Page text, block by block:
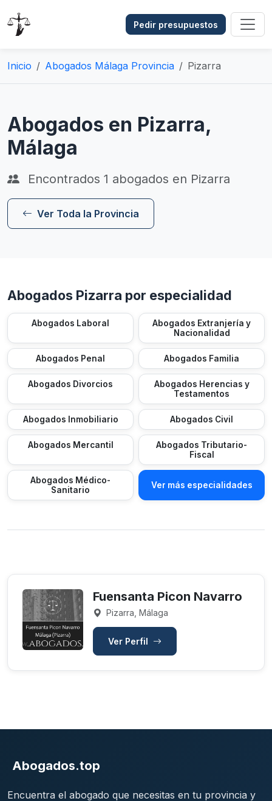
Pedir presupuestos
Inicio Abogados Málaga Provincia Pizarra
Abogados en Pizarra,
Málaga
Encontrados 1 abogados en Pizarra
Ver Toda la Provincia
Abogados Pizarra por especialidad
Abogados Laboral
Abogados Extranjería y
Nacionalidad
Abogados Penal Abogados Familia
Abogados Divorcios
Abogados Herencias y
Testamentos
Abogados Inmobiliario Abogados Civil
Abogados Mercantil
Abogados Tributario-
Fiscal
Abogados Médico-
Sanitario
Ver más especialidades
Fuensanta Picon Navarro
Pizarra, Málaga
Ver Perfil
Abogados.top
Encuentra el abogado que necesitas en tu provincia y